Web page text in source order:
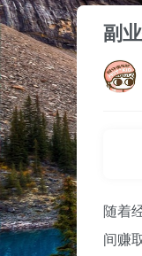
副
随着
间赚